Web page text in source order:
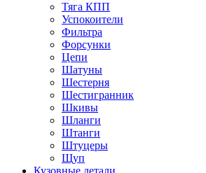
Тяга КПП
Успокоители
Фильтра
Форсунки
Цепи
Шатуны
Шестерня
Шестигранник
Шкивы
Шланги
Штанги
Штуцеры
Щуп